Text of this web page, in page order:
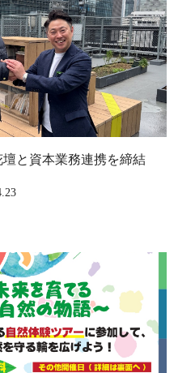
と資本業務連携を締結